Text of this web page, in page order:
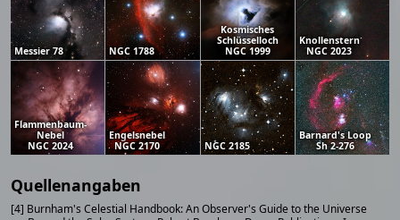
Messier 78 NGC 1788
Kosmisches
Schlüsselloch
NGC 1999
Knollenstern
NGC 2023
Flammenbaum-
Nebel
NGC 2024
Engelsnebel
NGC 2170
NGC 2185
Barnard's Loop
Sh 2-276
Quellenangaben
[4] Burnham's Celestial Handbook: An Observer's Guide to the Universe